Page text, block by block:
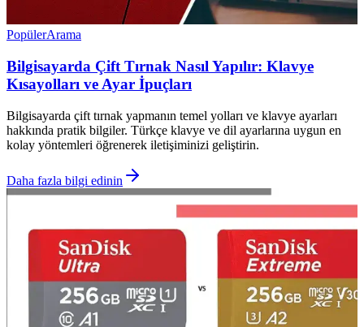
PopülerArama
Bilgisayarda Çift Tırnak Nasıl Yapılır: Klavye
Kısayolları ve Ayar İpuçları
Bilgisayarda çift tırnak yapmanın temel yolları ve klavye ayarları
hakkında pratik bilgiler. Türkçe klavye ve dil ayarlarına uygun en
kolay yöntemleri öğrenerek iletişiminizi geliştirin.
Daha fazla bilgi edinin